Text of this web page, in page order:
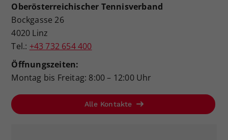
Oberösterreichischer Tennisverband
Bockgasse 26
4020 Linz
Tel.: +43 732 654 400
Öffnungszeiten:
Montag bis Freitag: 8:00 – 12:00 Uhr
Alle Kontakte